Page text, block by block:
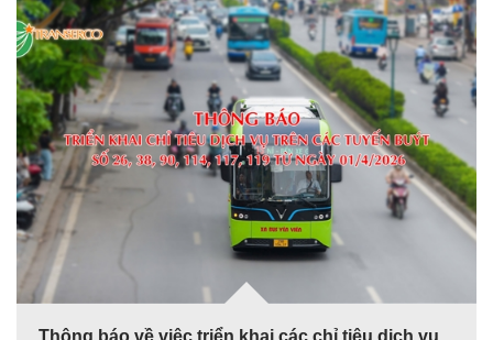
Thông báo về việc triển khai các chỉ tiêu dịch vụ...